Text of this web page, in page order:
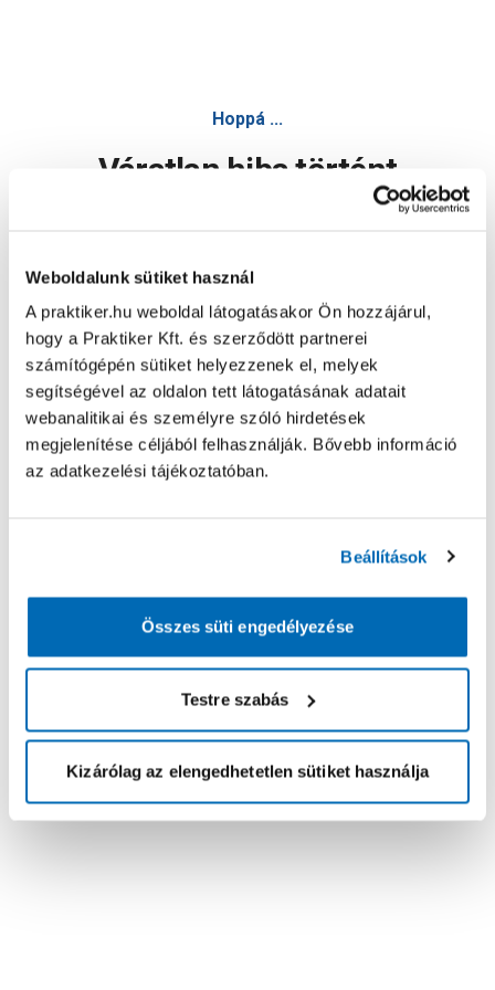
Weboldalunk sütiket használ
A praktiker.hu weboldal látogatásakor Ön hozzájárul,
hogy a Praktiker Kft. és szerződött partnerei
számítógépén sütiket helyezzenek el, melyek
segítségével az oldalon tett látogatásának adatait
webanalitikai és személyre szóló hirdetések
megjelenítése céljából felhasználják. Bővebb információ
az adatkezelési tájékoztatóban.
Beállítások
Összes süti engedélyezése
Testre szabás
Kizárólag az elengedhetetlen sütiket használja
Hoppá ...
Váratlan hiba történt
Oldal újratöltése